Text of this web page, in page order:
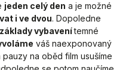
jeden celý den a je možné
i ve dvou. Dopoledne
základy vybavení temné
váš naexponovaný
pauzy na oběd film usušíme